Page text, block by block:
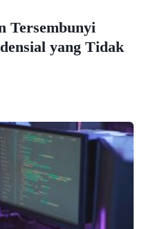
Tersembunyi
yang Tidak